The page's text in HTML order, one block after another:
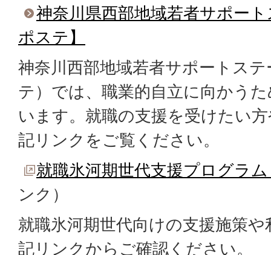
神奈川県西部地域若者サポー
ポステ】
神奈川西部地域若者サポートス
テ）では、職業的自立に向かう
います。就職の支援を受けたい
記リンクをご覧ください。
就職氷河期世代支援プログラ
ンク）
就職氷河期世代向けの支援施策
記リンクからご確認ください。